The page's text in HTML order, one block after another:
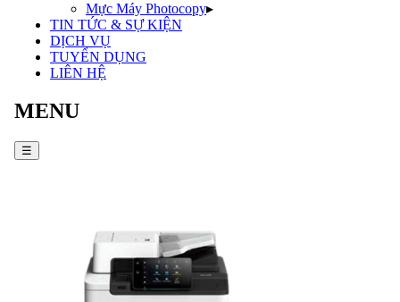
Mực Máy Photocopy▸
TIN TỨC & SỰ KIỆN
DỊCH VỤ
TUYỂN DỤNG
LIÊN HỆ
MENU
☰